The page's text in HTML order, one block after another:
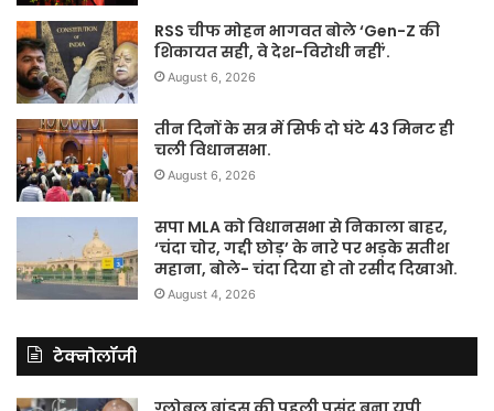
RSS चीफ मोहन भागवत बोले ‘Gen-Z की
शिकायत सही, वे देश-विरोधी नहीं’.
August 6, 2026
तीन दिनों के सत्र में सिर्फ दो घंटे 43 मिनट ही
चली विधानसभा.
August 6, 2026
सपा MLA को विधानसभा से निकाला बाहर,
‘चंदा चोर, गद्दी छोड़’ के नारे पर भड़के सतीश
महाना, बोले- चंदा दिया हो तो रसीद दिखाओ.
August 4, 2026
टेक्नोलॉजी